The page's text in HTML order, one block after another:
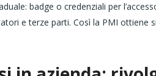
badge o credenziali per
e terze parti. Così la PMI ottiene